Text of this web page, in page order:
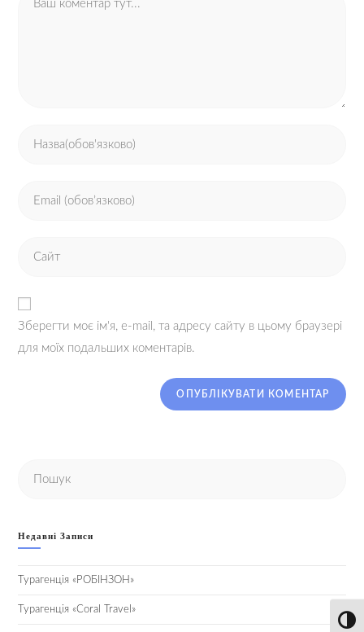
Зберегти моє ім'я, e-mail, та адресу сайту в цьому браузері
для моїх подальших коментарів.
Недавні Записи
Турагенція «РОБІНЗОН»
Турагенція «Coral Travel»